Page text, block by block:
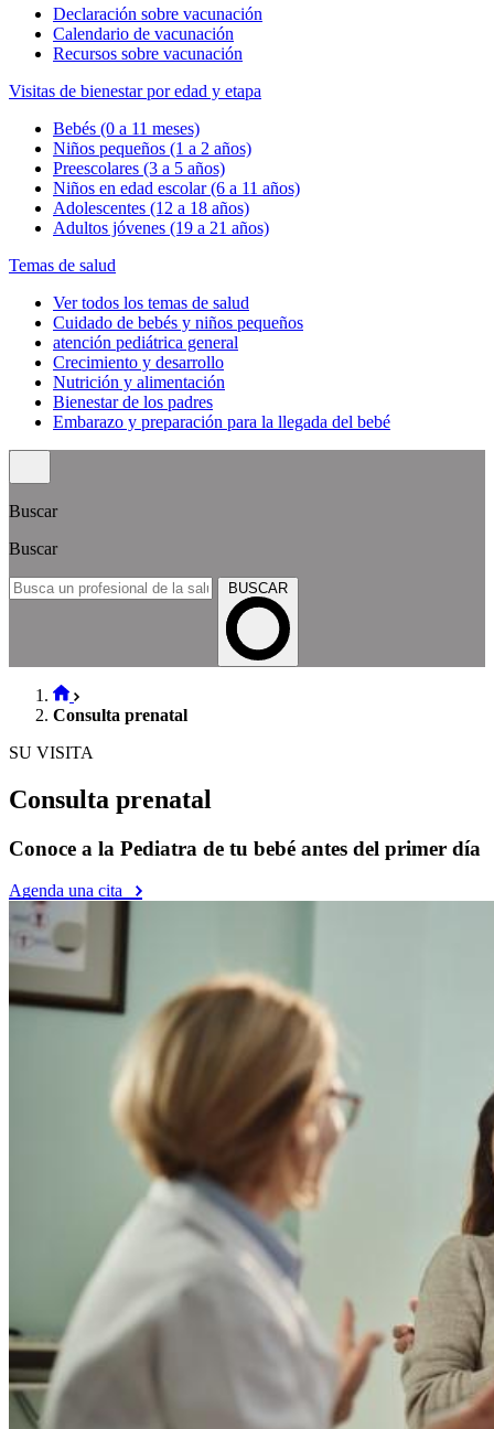
Declaración sobre vacunación
Calendario de vacunación
Recursos sobre vacunación
Visitas de bienestar por edad y etapa
Bebés (0 a 11 meses)
Niños pequeños (1 a 2 años)
Preescolares (3 a 5 años)
Niños en edad escolar (6 a 11 años)
Adolescentes (12 a 18 años)
Adultos jóvenes (19 a 21 años)
Temas de salud
Ver todos los temas de salud
Cuidado de bebés y niños pequeños
atención pediátrica general
Crecimiento y desarrollo
Nutrición y alimentación
Bienestar de los padres
Embarazo y preparación para la llegada del bebé
Buscar
Buscar
BUSCAR
Consulta prenatal
SU VISITA
Consulta prenatal
Conoce a la Pediatra de tu bebé antes del primer día
Agenda una cita